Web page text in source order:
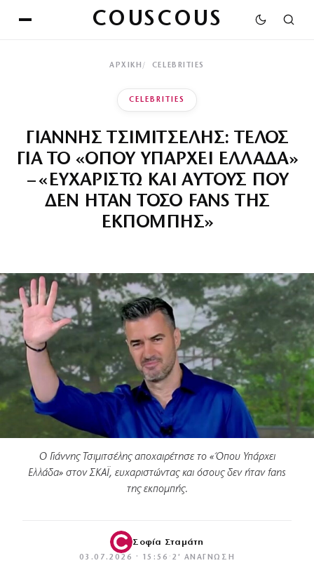
COUSCOUS
ΑΡΧΙΚΉ CELEBRITIES
CELEBRITIES
ΓΙΑΝΝΗΣ ΤΣΙΜΙΤΣΕΛΗΣ: ΤΕΛΟΣ
ΓΙΑ ΤΟ «ΟΠΟΥ ΥΠΑΡΧΕΙ ΕΛΛΑΔΑ»
– «ΕΥΧΑΡΙΣΤΩ ΚΑΙ ΑΥΤΟΥΣ ΠΟΥ
ΔΕΝ ΗΤΑΝ ΤΟΣΟ FANS ΤΗΣ
ΕΚΠΟΜΠΗΣ»
Ο Γιάννης Τσιμιτσέλης αποχαιρέτησε το «Όπου Υπάρχει
Ελλάδα» στον ΣΚΑΪ, ευχαριστώντας και όσους δεν ήταν fans
της εκπομπής.
Σοφία Σταμάτη
03.07.2026 · 15:56 · 2′ ΑΝΆΓΝΩΣΗ